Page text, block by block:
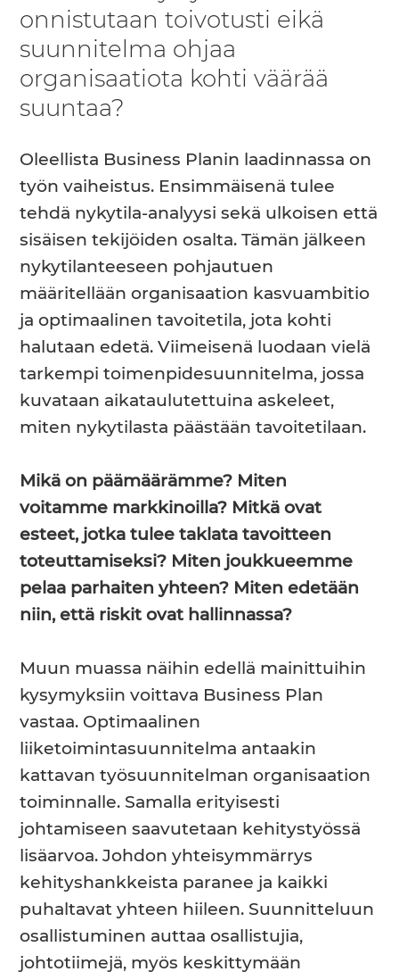
onnistutaan toivotusti eikä
suunnitelma ohjaa
organisaatiota kohti väärää
suuntaa?
Oleellista Business Planin laadinnassa on
työn vaiheistus. Ensimmäisenä tulee
tehdä nykytila-analyysi sekä ulkoisen että
sisäisen tekijöiden osalta. Tämän jälkeen
nykytilanteeseen pohjautuen
määritellään organisaation kasvuambitio
ja optimaalinen tavoitetila, jota kohti
halutaan edetä. Viimeisenä luodaan vielä
tarkempi toimenpidesuunnitelma, jossa
kuvataan aikataulutettuina askeleet,
miten nykytilasta päästään tavoitetilaan.
Mikä on päämäärämme? Miten
voitamme markkinoilla? Mitkä ovat
esteet, jotka tulee taklata tavoitteen
toteuttamiseksi? Miten joukkueemme
pelaa parhaiten yhteen? Miten edetään
niin, että riskit ovat hallinnassa?
Muun muassa näihin edellä mainittuihin
kysymyksiin voittava Business Plan
vastaa. Optimaalinen
liiketoimintasuunnitelma antaakin
kattavan työsuunnitelman organisaation
toiminnalle. Samalla erityisesti
johtamiseen saavutetaan kehitystyössä
lisäarvoa. Johdon yhteisymmärrys
kehityshankkeista paranee ja kaikki
puhaltavat yhteen hiileen. Suunnitteluun
osallistuminen auttaa osallistujia,
johtotiimejä, myös keskittymään